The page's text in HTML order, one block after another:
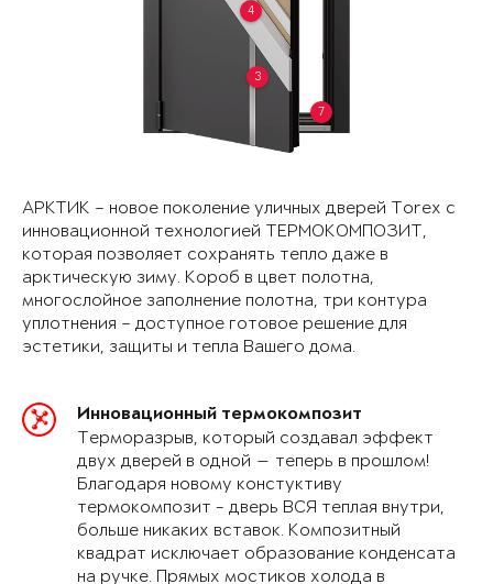
3
4
7
АРКТИК – новое поколение уличных дверей Torex с
инновационной технологией ТЕРМОКОМПОЗИТ,
которая позволяет сохранять тепло даже в
арктическую зиму. Короб в цвет полотна,
многослойное заполнение полотна, три контура
уплотнения – доступное готовое решение для
эстетики, защиты и тепла Вашего дома.
Инновационный термокомпозит
Терморазрыв, который создавал эффект
двух дверей в одной — теперь в прошлом!
Благодаря новому констуктиву
термокомпозит - дверь ВСЯ теплая внутри,
больше никаких вставок. Композитный
квадрат исключает образование конденсата
на ручке. Прямых мостиков холода в